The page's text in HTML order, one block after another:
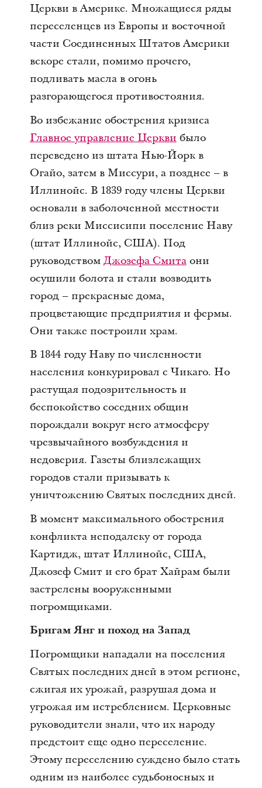
Церкви в Америке. Множащиеся ряды
переселенцев из Европы и восточной
части Соединенных Штатов Америки
вскоре стали, помимо прочего,
подливать масла в огонь
разгорающегося противостояния.
Во избежание обострения кризиса
Главное управление Церкви было
переведено из штата Нью-Йорк в
Огайо, затем в Миссури, а позднее – в
Иллинойс. В 1839 году члены Церкви
основали в заболоченной местности
близ реки Миссисипи поселение Наву
(штат Иллинойс, США). Под
руководством Джозефа Смитаони
осушили болота и стали возводить
город – прекрасные дома,
процветающие предприятия и фермы.
Они также построили храм.
В 1844 году Наву по численности
населения конкурировал с Чикаго. Но
растущая подозрительность и
беспокойство соседних общин
порождали вокруг него атмосферу
чрезвычайного возбуждения и
недоверия. Газеты близлежащих
городов стали призывать к
уничтожению Святых последних дней.
В момент максимального обострения
конфликта неподалеку от города
Картидж, штат Иллинойс, США,
Джозеф Смит и его брат Хайрам были
застрелены вооруженными
погромщиками.
Бригам Янг и поход на Запад
Погромщики нападали на поселения
Святых последних дней в этом регионе,
сжигая их урожай, разрушая дома и
угрожая им истреблением. Церковные
руководители знали, что их народу
предстоит еще одно переселение.
Этому переселению суждено было стать
одним из наиболее судьбоносных и